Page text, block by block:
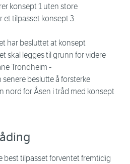
konsept 1 uten store
et tilpasset konsept 3.
har besluttet at konsept
skal legges til grunn for videre
Trondheim -
beslutte å forsterke
nord for Åsen i tråd med konsept
best tilpasset forventet fremtidig